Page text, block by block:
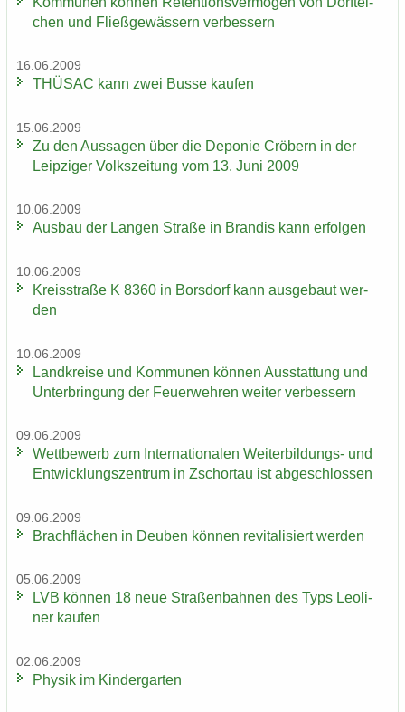
chen und Fließ­ge­wäs­sern ver­bes­sern
16.06.2009
THÜ­SAC kann zwei Busse kau­fen
15.06.2009
Zu den Aus­sa­gen über die De­po­nie Crö­bern in der
Leip­zi­ger Volks­zei­tung vom 13. Juni 2009
10.06.2009
Aus­bau der Lan­gen Stra­ße in Bran­dis kann er­fol­gen
10.06.2009
Kreis­stra­ße K 8360 in Bors­dorf kann aus­ge­baut wer­
den
10.06.2009
Land­krei­se und Kom­mu­nen kön­nen Aus­stat­tung und
Un­ter­brin­gung der Feu­er­weh­ren wei­ter ver­bes­sern
09.06.2009
Wett­be­werb zum In­ter­na­tio­na­len Weiterbildungs-​ und
Ent­wick­lungs­zen­trum in Zschor­tau ist ab­ge­schlos­sen
09.06.2009
Brach­flä­chen in Deu­ben kön­nen re­vi­ta­li­siert wer­den
05.06.2009
LVB kön­nen 18 neue Stra­ßen­bah­nen des Typs Leo­li­
ner kau­fen
02.06.2009
Phy­sik im Kin­der­gar­ten